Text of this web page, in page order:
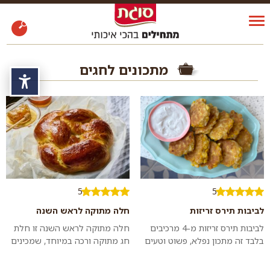
מתכונים לחגים
5
לביבות תירס זריזות
לביבות תירס זריזות מ-4 מרכיבים
בלבד זה מתכון נפלא, פשוט וטעים
5
חלה מתוקה לראש השנה
חלה מתוקה לראש השנה זו חלת
חג מתוקה ורכה במיוחד, שמכינים